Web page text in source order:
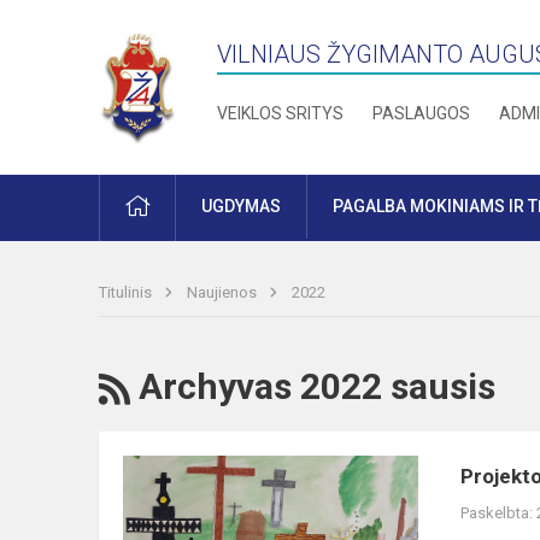
VILNIAUS ŽYGIMANTO
VEIKLOS SRITYS PASLAUGOS
PRADŽIAUGDYMAS PAGALBA MOKINIAMS IR
Titulinis Naujienos 2022
RSS
Archyvas 2022 sausis
Projekto
„Atrask
Lietuvą!“
Paskelbta: